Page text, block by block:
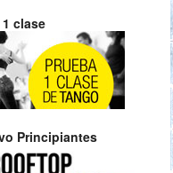
clase
Principiantes